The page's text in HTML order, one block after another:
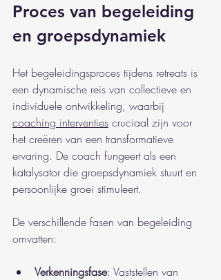
Proces van begeleiding
en groepsdynamiek
Het begeleidingsproces tijdens retreats is
een dynamische reis van collectieve en
individuele ontwikkeling, waarbij
coaching interventies cruciaal zijn voor
het creëren van een transformatieve
ervaring. De coach fungeert als een
katalysator die groepsdynamiek stuurt en
persoonlijke groei stimuleert.
De verschillende fasen van begeleiding
omvatten:
Verkenningsfase: Vaststellen van